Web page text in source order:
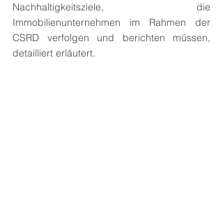
Nachhaltigkeitsziele, die
Immobilienunternehmen im Rahmen der
CSRD verfolgen und berichten müssen,
detailliert erläutert.